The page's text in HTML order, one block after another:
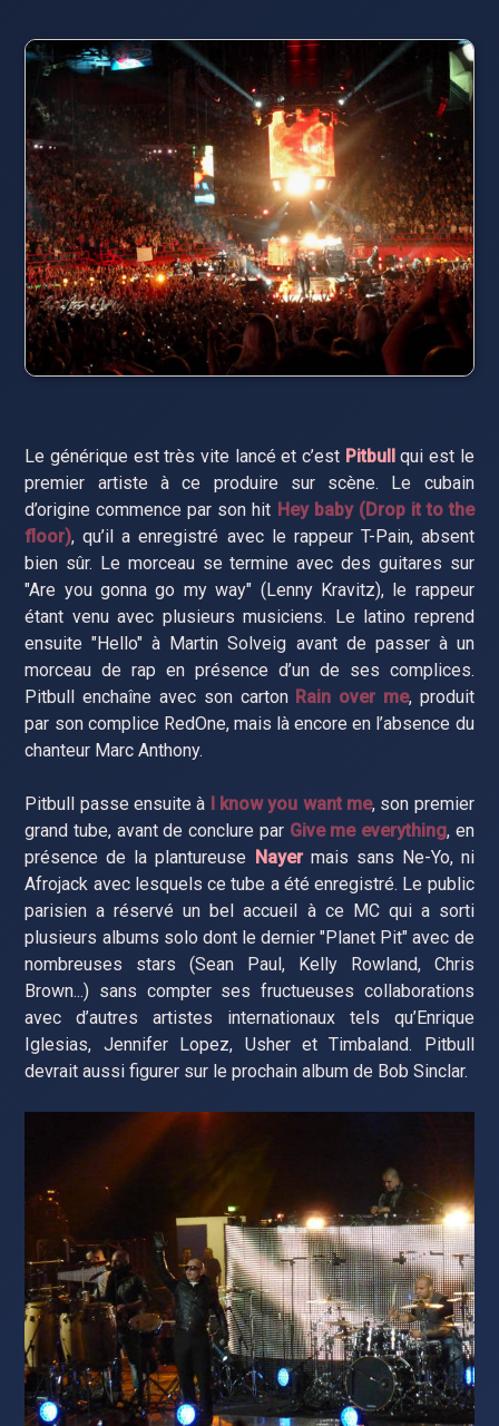
Le générique est très vite lancé et c’est Pitbull
qui est le
premier artiste à ce produire sur scène. Le cubain
d’origine commence par son hit Hey baby (Drop it to the
floor), qu’il a enregistré avec le rappeur T-Pain, absent
bien sûr. Le morceau se termine avec des guitares sur
"Are you gonna go my way" (Lenny Kravitz), le rappeur
étant venu avec plusieurs musiciens. Le latino reprend
ensuite "Hello" à Martin Solveig avant de passer à un
morceau de rap en présence d’un de ses complices.
Pitbull enchaîne avec son carton Rain over me, produit
par son complice RedOne, mais là encore en l’absence du
chanteur Marc Anthony.
Pitbull passe ensuite à I know you want me, son premier
grand tube, avant de conclure par Give me everything, en
présence de la plantureuse
Nayermais sans Ne-Yo, ni
Afrojack avec lesquels ce tube a été enregistré. Le public
parisien a réservé un bel accueil à ce MC qui a sorti
plusieurs albums solo dont le dernier "Planet Pit" avec de
nombreuses stars (Sean Paul, Kelly Rowland, Chris
Brown...) sans compter ses fructueuses collaborations
avec d’autres artistes internationaux tels qu’Enrique
Iglesias, Jennifer Lopez, Usher et Timbaland. Pitbull
devrait aussi figurer sur le prochain album de Bob Sinclar.